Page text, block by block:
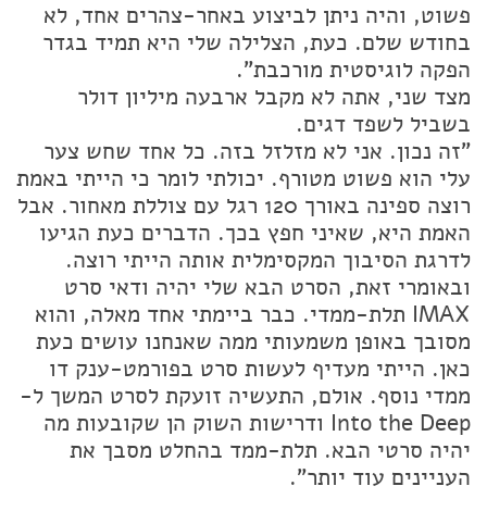
פשוט, והיה ניתן לביצוע באחר-צהרים אחד, לא
בחודש שלם. כעת, הצלילה שלי היא תמיד בגדר
הפקה לוגיסטית מורכבת".
מצד שני, אתה לא מקבל ארבעה מיליון דולר
בשביל לשפד דגים.
"זה נכון. אני לא מזלזל בזה. כל אחד שחש צער
עלי הוא פשוט מטורף. יכולתי לומר כי הייתי באמת
רוצה ספינה באורך 120 רגל עם צוללת מאחור. אבל
האמת היא, שאיני חפץ בכך. הדברים כעת הגיעו
לדרגת הסיבוך המקסימלית אותה הייתי רוצה.
ובאומרי זאת, הסרט הבא שלי יהיה ודאי סרט
IMAX תלת-ממדי. כבר ביימתי אחד מאלה, והוא
מסובך באופן משמעותי ממה שאנחנו עושים כעת
כאן. הייתי מעדיף לעשות סרט בפורמט-ענק דו
ממדי נוסף. אולם, התעשיה זועקת לסרט המשך ל-
Into the Deep ודרישות השוק הן שקובעות מה
יהיה סרטי הבא. תלת-ממד בהחלט מסבך את
העניינים עוד יותר".